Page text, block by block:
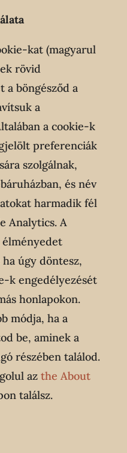
kat (magyarul
rövid
a böngésződ a
a
a cookie-k
preferenciák
szolgálnak,
és név
harmadik fél
Analytics. A
úgy döntesz,
k engedélyezését
honlapokon.
módja, ha a
be, aminek a
részében találod.
az the About
találsz.